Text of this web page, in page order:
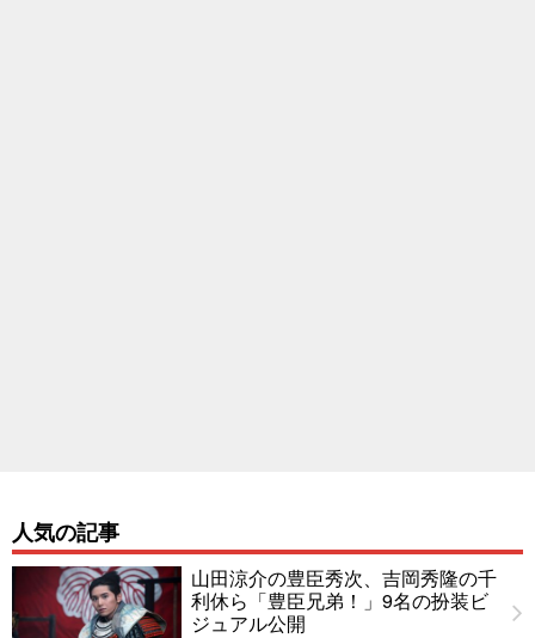
人気の記事
山田涼介の豊臣秀次、吉岡秀隆の千
利休ら「豊臣兄弟！」9名の扮装ビ
ジュアル公開